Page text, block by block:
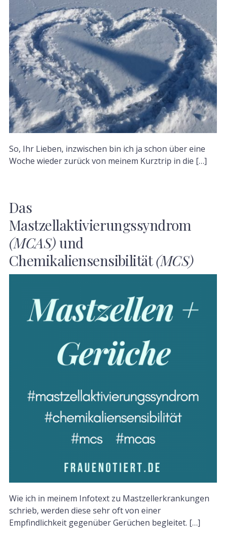
So, Ihr Lieben, inzwischen bin ich ja schon über eine
Woche wieder zurück von meinem Kurztrip in die […]
Das
Mastzellaktivierungssyndrom
(MCAS)und
Chemikaliensensibilität(MCS)
Wie ich in meinem Infotext zu Mastzellerkrankungen
schrieb, werden diese sehr oft von einer
Empfindlichkeit gegenüber Gerüchen begleitet. […]